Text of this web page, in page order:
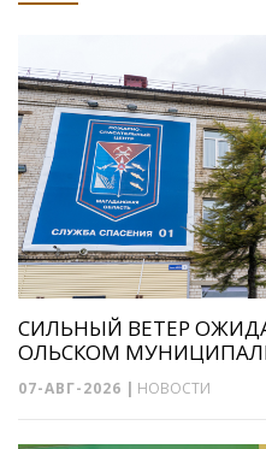
СИЛЬНЫЙ ВЕТЕР
ОЛЬСКОМ
07-АВГ-2026 | НОВОСТИ